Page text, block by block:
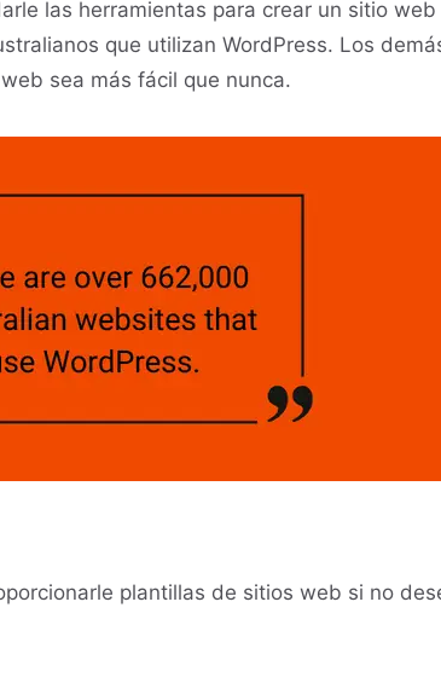
las herramientas para crear un sitio
que utilizan WordPress. Los
sea más fácil que nunca.
plantillas de sitios web si no